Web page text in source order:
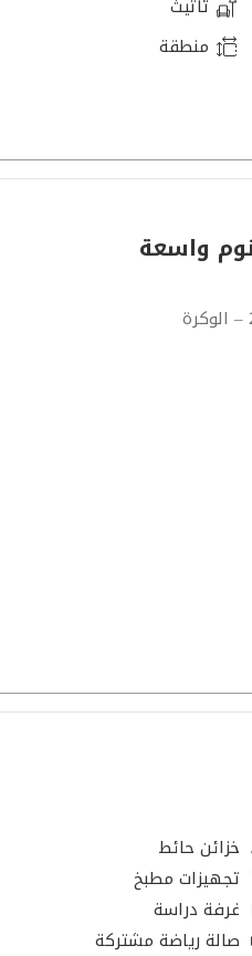
تأثيث
منطقة
خزائن حائط
تجهيزات مطبخ
غرفة دراسة
صالة رياضة مشتركة